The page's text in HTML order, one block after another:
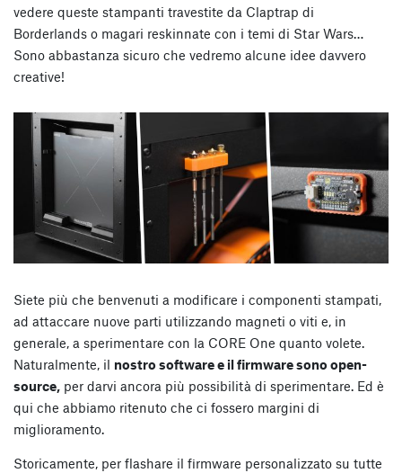
vedere queste stampanti travestite da Claptrap di
Borderlands o magari reskinnate con i temi di Star Wars…
Sono abbastanza sicuro che vedremo alcune idee davvero
creative!
Siete più che benvenuti a modificare i componenti stampati,
ad attaccare nuove parti utilizzando magneti o viti e, in
generale, a sperimentare con la CORE One quanto volete.
Naturalmente, il nostro software e il firmware sono open-
source, per darvi ancora più possibilità di sperimentare. Ed è
qui che abbiamo ritenuto che ci fossero margini di
miglioramento.
Storicamente, per flashare il firmware personalizzato su tutte